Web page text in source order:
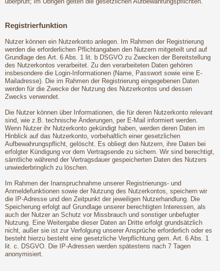
Registrierfunktion
Nutzer können ein Nutzerkonto anlegen. Im Rahmen der Registrierung
werden die erforderlichen Pflichtangaben den Nutzern mitgeteilt und auf
Grundlage des Art. 6 Abs. 1 lit. b DSGVO zu Zwecken der Bereitstellung
des Nutzerkontos verarbeitet. Zu den verarbeiteten Daten gehören
insbesondere die Login-Informationen (Name, Passwort sowie eine E-
Mailadresse). Die im Rahmen der Registrierung eingegebenen Daten
werden für die Zwecke der Nutzung des Nutzerkontos und dessen
Zwecks verwendet.
Die Nutzer können über Informationen, die für deren Nutzerkonto relevant
sind, wie z.B. technische Änderungen, per E-Mail informiert werden.
Wenn Nutzer ihr Nutzerkonto gekündigt haben, werden deren Daten im
Hinblick auf das Nutzerkonto, vorbehaltlich einer gesetzlichen
Aufbewahrungspflicht, gelöscht. Es obliegt den Nutzern, ihre Daten bei
erfolgter Kündigung vor dem Vertragsende zu sichern. Wir sind berechtigt,
sämtliche während der Vertragsdauer gespeicherten Daten des Nutzers
unwiederbringlich zu löschen.
Im Rahmen der Inanspruchnahme unserer Registrierungs- und
Anmeldefunktionen sowie der Nutzung des Nutzerkontos, speichern wir
die IP-Adresse und den Zeitpunkt der jeweiligen Nutzerhandlung. Die
Speicherung erfolgt auf Grundlage unserer berechtigten Interessen, als
auch der Nutzer an Schutz vor Missbrauch und sonstiger unbefugter
Nutzung. Eine Weitergabe dieser Daten an Dritte erfolgt grundsätzlich
nicht, außer sie ist zur Verfolgung unserer Ansprüche erforderlich oder es
besteht hierzu besteht eine gesetzliche Verpflichtung gem. Art. 6 Abs. 1
lit. c. DSGVO. Die IP-Adressen werden spätestens nach 7 Tagen
anonymisiert.